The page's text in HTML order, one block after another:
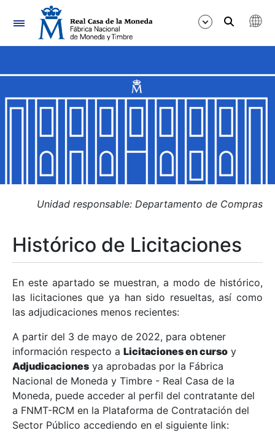
Navegación
Mostrar/Ocultar
Mostrar/Ocultar
Mostrar/Ocultar
Mostrar/Ocultar
Mostrar/Ocultar
Mostrar/Ocultar
Unidad responsable: Departamento de Compras
Histórico de Licitaciones
En este apartado se muestran, a modo de histórico,
las licitaciones que ya han sido resueltas, así como
las adjudicaciones menos recientes:
A partir del 3 de mayo de 2022, para obtener
información respecto a Licitaciones en curso y
Adjudicaciones ya aprobadas por la Fábrica
Nacional de Moneda y Timbre - Real Casa de la
Moneda, puede acceder al perfil del contratante del
a FNMT-RCM en la Plataforma de Contratación del
Sector Público accediendo en el siguiente link: